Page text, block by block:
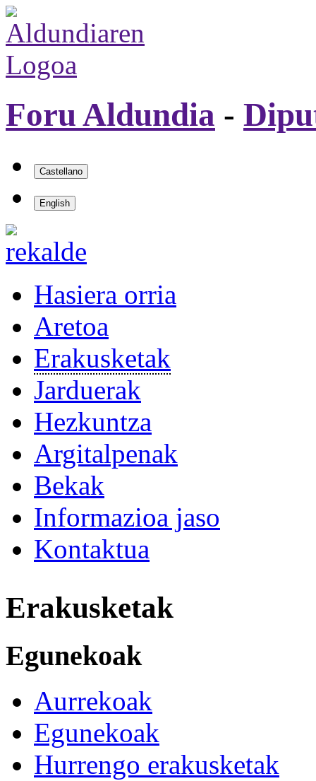
Foru Aldundia -
Hasiera orria
Aretoa
Erakusketak
Jarduerak
Hezkuntza
Argitalpenak
Bekak
Informazioa jaso
Kontaktua
Erakusketak
Egunekoak
Aurrekoak
Egunekoak
Hurrengo erakusketak